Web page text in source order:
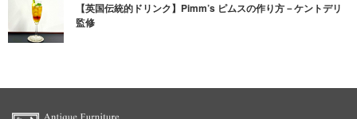
【英国伝統的ドリンク】Pimm’s ピムスの作り方－ケントデリ
監修